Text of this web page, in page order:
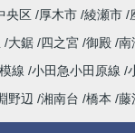
央区 厚木市 綾瀬市
大鋸 四之宮 御殿 南
線 小田急小田原線
野辺 湘南台 橋本 藤